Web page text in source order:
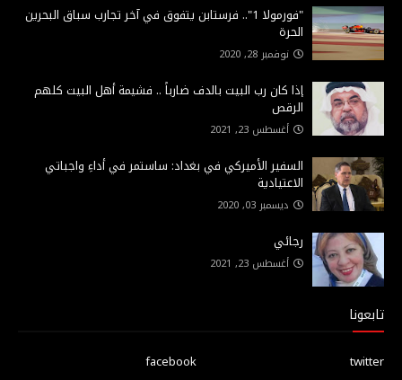
"فورمولا 1".. فرستابن يتفوق في آخر تجارب سباق البحرين
الحرة
نوفمبر 28, 2020
إذا كان رب البيت بالدف ضارباً .. فشيمة أهل البيت كلهم
الرقص
أغسطس 23, 2021
السفير الأميركي في بغداد: ساستمر في أداءِ واجباتي
الاعتيادية
ديسمبر 03, 2020
رجائي
أغسطس 23, 2021
تابعونا
facebook
twitter